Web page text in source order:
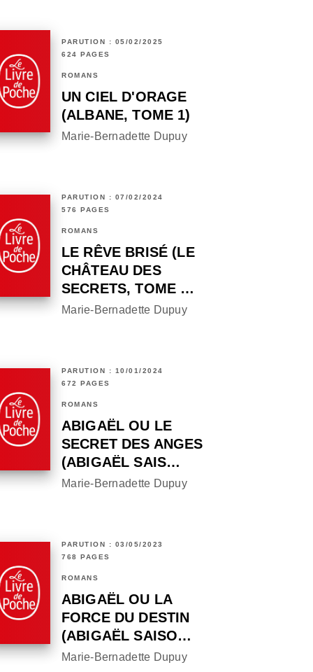
PARUTION : 05/02/2025
624 PAGES
ROMANS
UN CIEL D'ORAGE
(ALBANE, TOME 1)
Marie-Bernadette Dupuy
PARUTION : 07/02/2024
576 PAGES
ROMANS
LE RÊVE BRISÉ (LE
CHÂTEAU DES
SECRETS, TOME …
Marie-Bernadette Dupuy
PARUTION : 10/01/2024
672 PAGES
ROMANS
ABIGAËL OU LE
SECRET DES ANGES
(ABIGAËL SAIS…
Marie-Bernadette Dupuy
PARUTION : 03/05/2023
768 PAGES
ROMANS
ABIGAËL OU LA
FORCE DU DESTIN
(ABIGAËL SAISO…
Marie-Bernadette Dupuy